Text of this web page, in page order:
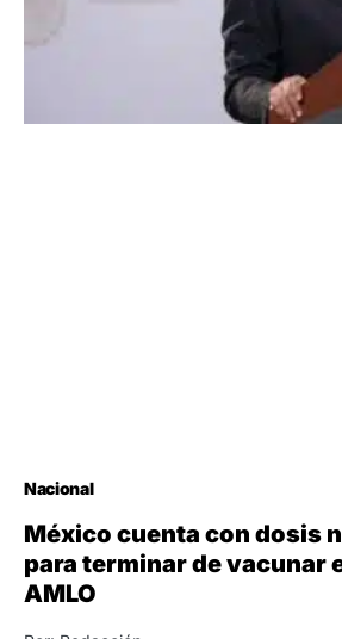
Nacional
México cuenta con dosis
para terminar de vacunar
AMLO